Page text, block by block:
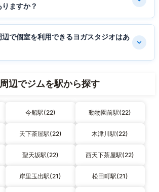
ますか？
で個室を利用できるヨガスタジオはあ
辺でジムを駅から探す
今船駅(22) 動物園前駅(22)
天下茶屋駅(22) 木津川駅(22)
聖天坂駅(22) 西天下茶屋駅(22)
岸里玉出駅(21) 松田町駅(21)